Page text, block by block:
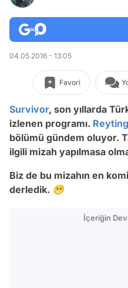
04.05.2016 - 13:05
Favori
Survivor, son yıllarda
izlenen programı. Reyting
bölümü gündem oluyor.
ilgili mizah yapılmasa
Biz de bu mizahın en
derledik. 😬
İçeriğin